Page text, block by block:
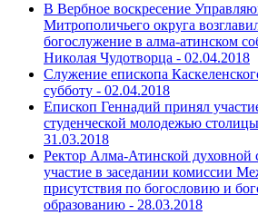
В Вербное воскресение
Митрополичьего округа
богослужение в алма-атинском
Николая Чудотворца - 02.04.2018
Служение епископа
субботу - 02.04.2018
Епископ Геннадий принял
студенческой молодежью
31.03.2018
Ректор Алма-Атинской духовной
участие в заседании комиссии
присутствия по богословию и
образованию - 28.03.2018